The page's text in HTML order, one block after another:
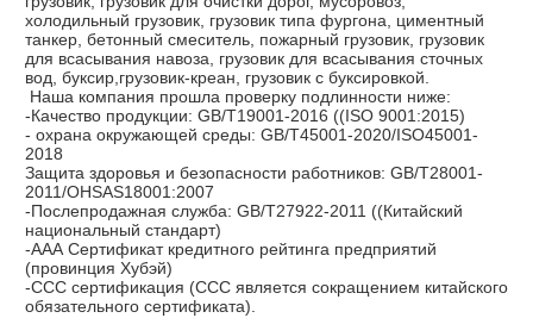
холодильный грузовик, грузовик типа фургона, циментный
танкер, бетонный смеситель, пожарный грузовик, грузовик
для всасывания навоза, грузовик для всасывания сточных
вод, буксир,грузовик-креан, грузовик с буксировкой.
Наша компания прошла проверку подлинности ниже:
-Качество продукции: GB/T19001-2016 ((ISO 9001:2015)
- охрана окружающей среды: GB/T45001-2020/ISO45001-
2018
Защита здоровья и безопасности работников: GB/T28001-
2011/OHSAS18001:2007
-Послепродажная служба: GB/T27922-2011 ((Китайский
национальный стандарт)
-ААА Сертификат кредитного рейтинга предприятий
(провинция Хубэй)
-CCC сертификация (CCC является сокращением китайского
обязательного сертификата).